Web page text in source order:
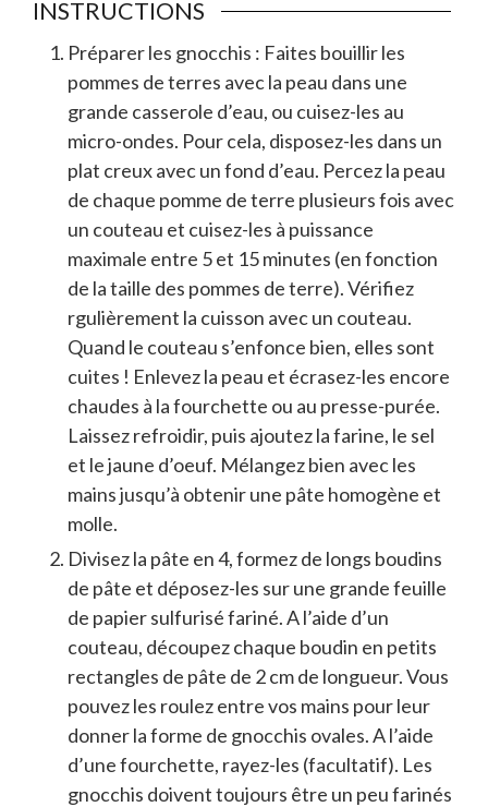
INSTRUCTIONS
Préparer les gnocchis : Faites bouillir les
pommes de terres avec la peau dans une
grande casserole d’eau, ou cuisez-les au
micro-ondes. Pour cela, disposez-les dans un
plat creux avec un fond d’eau. Percez la peau
de chaque pomme de terre plusieurs fois avec
un couteau et cuisez-les à puissance
maximale entre 5 et 15 minutes (en fonction
de la taille des pommes de terre). Vérifiez
rgulièrement la cuisson avec un couteau.
Quand le couteau s’enfonce bien, elles sont
cuites ! Enlevez la peau et écrasez-les encore
chaudes à la fourchette ou au presse-purée.
Laissez refroidir, puis ajoutez la farine, le sel
et le jaune d’oeuf. Mélangez bien avec les
mains jusqu’à obtenir une pâte homogène et
molle.
Divisez la pâte en 4, formez de longs boudins
de pâte et déposez-les sur une grande feuille
de papier sulfurisé fariné. A l’aide d’un
couteau, découpez chaque boudin en petits
rectangles de pâte de 2 cm de longueur. Vous
pouvez les roulez entre vos mains pour leur
donner la forme de gnocchis ovales. A l’aide
d’une fourchette, rayez-les (facultatif). Les
gnocchis doivent toujours être un peu farinés